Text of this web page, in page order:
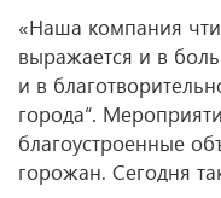
«Наша компания
выражается и в
и в
города“.
благоустроенные
горожан. Сегодня